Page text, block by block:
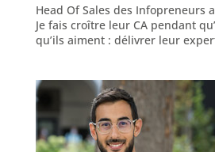
Head Of Sales des Infopreneurs
Je fais croître leur CA pendant
qu’ils aiment : délivrer leur